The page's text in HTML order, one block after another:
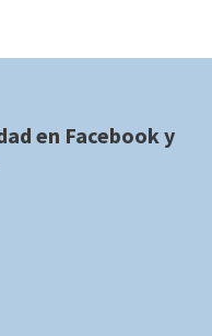
en Facebooky